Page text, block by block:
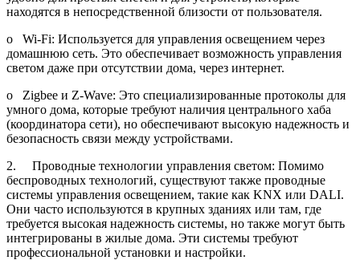
находятся в непосредственной близости от пользователя.
o Wi-Fi: Используется для управления освещением через
домашнюю сеть. Это обеспечивает возможность управления
светом даже при отсутствии дома, через интернет.
o Zigbee и Z-Wave: Это специализированные протоколы для
умного дома, которые требуют наличия центрального хаба
(координатора сети), но обеспечивают высокую надежность и
безопасность связи между устройствами.
2. Проводные технологии управления светом: Помимо
беспроводных технологий, существуют также проводные
системы управления освещением, такие как KNX или DALI.
Они часто используются в крупных зданиях или там, где
требуется высокая надежность системы, но также могут быть
интегрированы в жилые дома. Эти системы требуют
профессиональной установки и настройки.